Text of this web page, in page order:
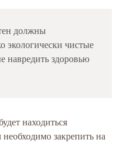
должны
экологически чистые
навредить здоровью
находиться
закрепить на